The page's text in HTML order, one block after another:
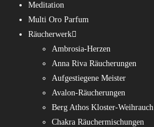
Meditation
Multi Oro Parfum
Räucherwerk
Ambrosia-Herzen
Anna Riva Räucherungen
Aufgestiegene Meister
Avalon-Räucherungen
Berg Athos Kloster-Weihrauch
Chakra Räuchermischungen